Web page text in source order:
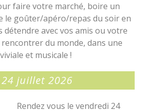
faire votre marché, boire un
le goûter/apéro/repas du soir en
détendre avec vos amis ou votre
du monde, dans une
et musicale !
juillet 2026
Rendez vous le vendredi 24